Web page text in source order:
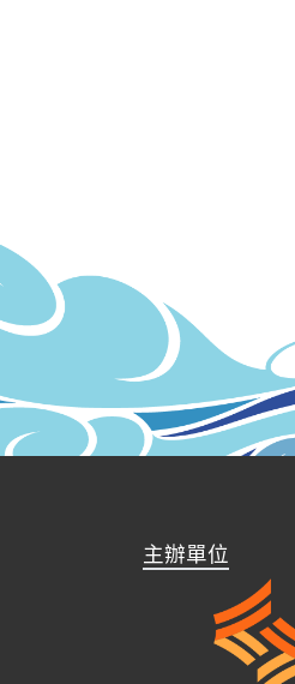
主辦單位